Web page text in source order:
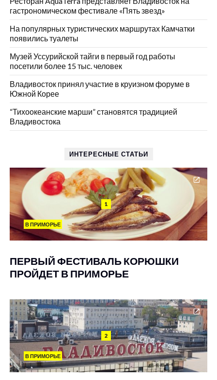
гастрономическом фестивале «Пять звезд»
На популярных туристических маршрутах Камчатки
появились туалеты
Музей Уссурийской тайги в первый год работы
посетили более 15 тыс. человек
Владивосток принял участие в круизном форуме в
Южной Корее
“Тихоокеанские марши” становятся традицией
Владивостока
ИНТЕРЕСНЫЕ СТАТЬИ
1
В ПРИМОРЬЕ
ПЕРВЫЙ ФЕСТИВАЛЬ КОРЮШКИ
ПРОЙДЕТ В ПРИМОРЬЕ
2
В ПРИМОРЬЕ